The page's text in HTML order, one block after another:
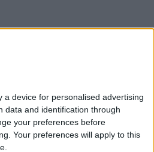
device for personalised advertising
data and identification through
your preferences before
Your preferences will apply to this